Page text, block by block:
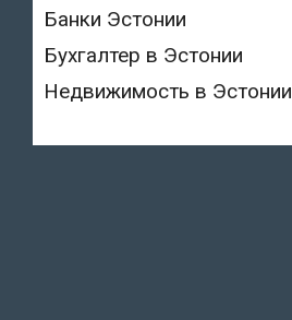
Банки Эстонии
Бухгалтер в Эстонии
Недвижимость в Эстонии